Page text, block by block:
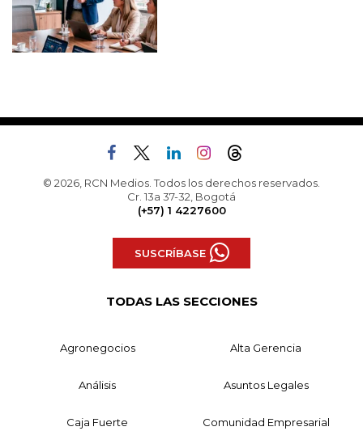
© 2026, RCN Medios. Todos los derechos reservados.
Cr. 13a 37-32, Bogotá
(+57) 1 4227600
SUSCRÍBASE
TODAS LAS SECCIONES
Agronegocios Alta Gerencia
Análisis Asuntos Legales
Caja Fuerte Comunidad Empresarial